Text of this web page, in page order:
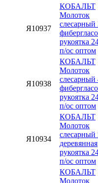
Я10937
КОБАЛЬТ
Молоток
слесарный
рукоятка
п/ос оптом
Я10938
КОБАЛЬТ
Молоток
слесарный
рукоятка
п/ос оптом
Я10934
КОБАЛЬТ
Молоток
слесарный
деревянная
рукоятка
п/ос оптом
КОБАЛЬТ
Молоток